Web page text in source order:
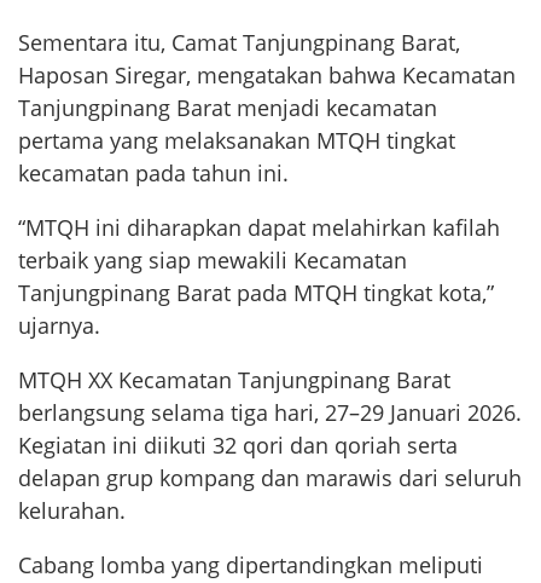
Sementara itu, Camat Tanjungpinang Barat,
Haposan Siregar, mengatakan bahwa Kecamatan
Tanjungpinang Barat menjadi kecamatan
pertama yang melaksanakan MTQH tingkat
kecamatan pada tahun ini.
“MTQH ini diharapkan dapat melahirkan kafilah
terbaik yang siap mewakili Kecamatan
Tanjungpinang Barat pada MTQH tingkat kota,”
ujarnya.
MTQH XX Kecamatan Tanjungpinang Barat
berlangsung selama tiga hari, 27–29 Januari 2026.
Kegiatan ini diikuti 32 qori dan qoriah serta
delapan grup kompang dan marawis dari seluruh
kelurahan.
Cabang lomba yang dipertandingkan meliputi